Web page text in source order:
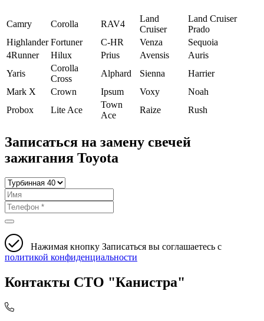
Camry Corolla RAV4
Land
Cruiser
Land Cruiser
Prado
Highlander Fortuner C-HR Venza
Sequoia
4Runner
Hilux Prius Avensis
Auris
Yaris
Corolla
Cross
Alphard Sienna
Harrier
Mark X
Crown Ipsum Voxy
Noah
Probox
Lite Ace
Town
Ace
Raize Rush
Записаться на замену свечей
зажигания Toyota
Нажимая кнопку Записаться вы соглашаетесь с
политикой конфиденциальности
Контакты СТО "Канистра"